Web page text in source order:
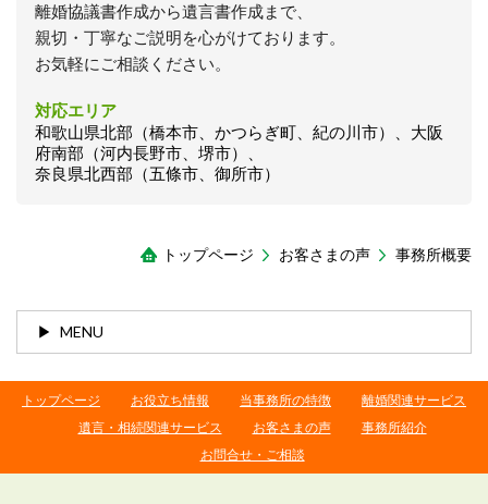
離婚協議書作成から遺言書作成まで、
親切・丁寧なご説明を心がけております。
お気軽にご相談ください。
対応エリア
和歌山県北部（橋本市、かつらぎ町、紀の川市）、大阪
府南部（河内長野市、堺市）、
奈良県北西部（五條市、御所市）
トップページ お客さまの声 事務所概要
MENU
トップページ お役立ち情報 当事務所の特徴
離婚関連サービス
遺言・相続関連サービス
お客さまの声
事務所紹介
お問合せ・ご相談